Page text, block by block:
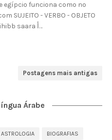
egípcio funciona como no
SUJEITO - VERBO - OBJETO
Ahmed loves sarah 'ahmad biyihibb saara أ…
Postagens mais antigas
Árabe
ASTROLOGIA BIOGRAFIAS